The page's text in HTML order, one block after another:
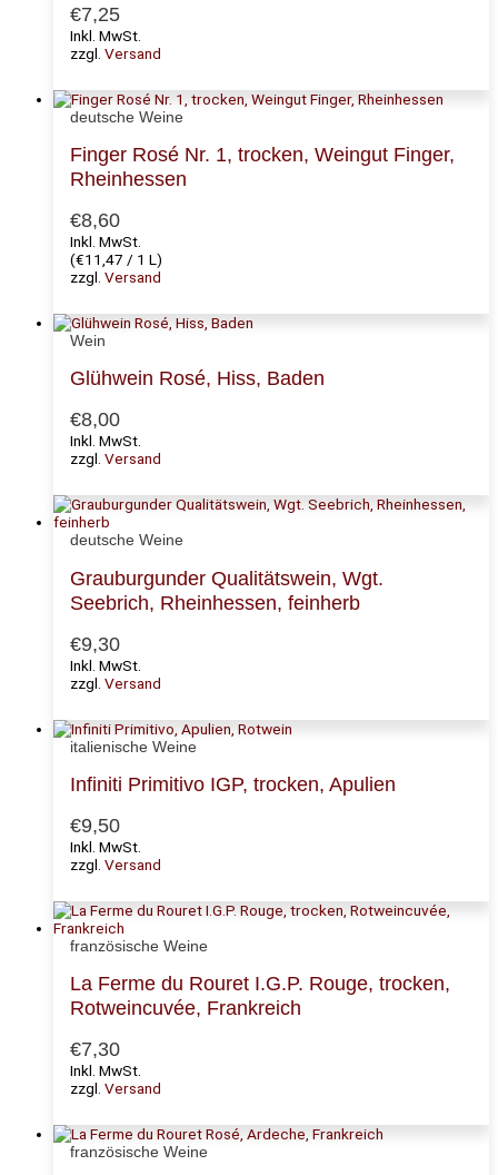
€7,25
Inkl. MwSt.
zzgl. Versand
deutsche Weine
Finger Rosé Nr. 1, trocken, Weingut Finger,
Rheinhessen
€8,60
Inkl. MwSt.
(€11,47 / 1 L)
zzgl. Versand
Wein
Glühwein Rosé, Hiss, Baden
€8,00
Inkl. MwSt.
zzgl. Versand
deutsche Weine
Grauburgunder Qualitätswein, Wgt.
Seebrich, Rheinhessen, feinherb
€9,30
Inkl. MwSt.
zzgl. Versand
italienische Weine
Infiniti Primitivo IGP, trocken, Apulien
€9,50
Inkl. MwSt.
zzgl. Versand
französische Weine
La Ferme du Rouret I.G.P. Rouge, trocken,
Rotweincuvée, Frankreich
€7,30
Inkl. MwSt.
zzgl. Versand
französische Weine